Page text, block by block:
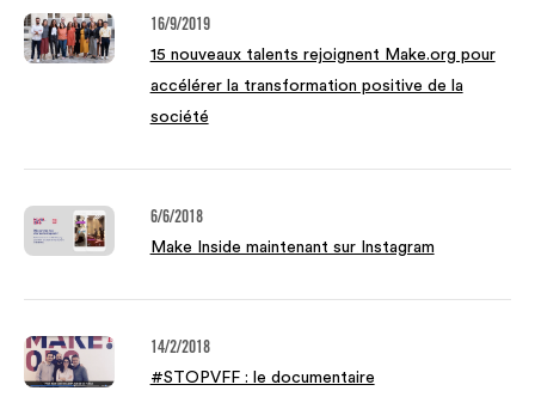
16/9/2019
15 nouveaux talents rejoignent Make.org pour
accélérer la transformation positive de la
société
6/6/2018
Make Inside maintenant sur Instagram
14/2/2018
#STOPVFF : le documentaire